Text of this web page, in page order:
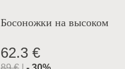
Босоножки на высоком
каблуке
62.3 €